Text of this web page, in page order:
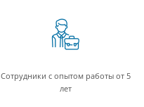
Сотрудники с опытом работы от 5
лет